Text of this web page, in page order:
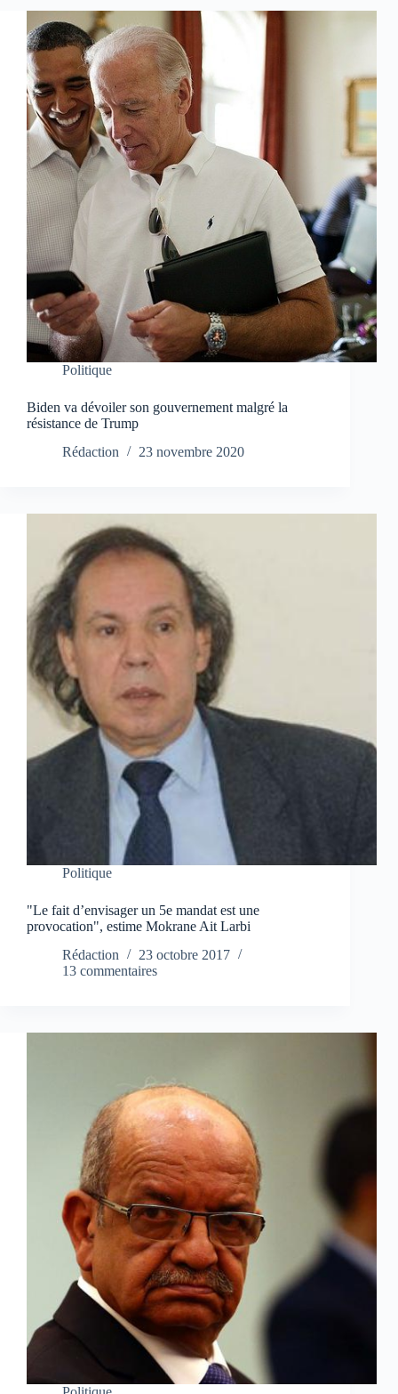
Politique
Biden va dévoiler son gouvernement malgré la
résistance de Trump
Rédaction
23 novembre 2020
Politique
"Le fait d’envisager un 5e mandat est une
provocation", estime Mokrane Ait Larbi
Rédaction
23 octobre 2017
13 commentaires